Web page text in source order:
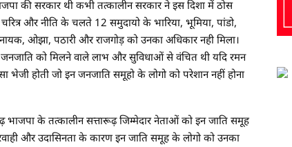
की सरकार थी कभी तत्कालीन सरकार ने इस दिशा में ठोस
और नीति के चलते 12 समुदायो के भारिया, भूमिया, पांडो,
ओझा, पठारी और राजगोड़ को उनका अधिकार नही मिला।
को मिलने वाले लाभ और सुविधाओं से वंचित थी यदि रमन
होती जो इन जनजाति समूहो के लोगो को परेशान नहीं होना
भाजपा के तत्कालीन सत्तारूढ़ जिम्मेदार नेताओं को इन जाति समूह
और उदासिनता के कारण इन जाति समूह के लोगो को उनका